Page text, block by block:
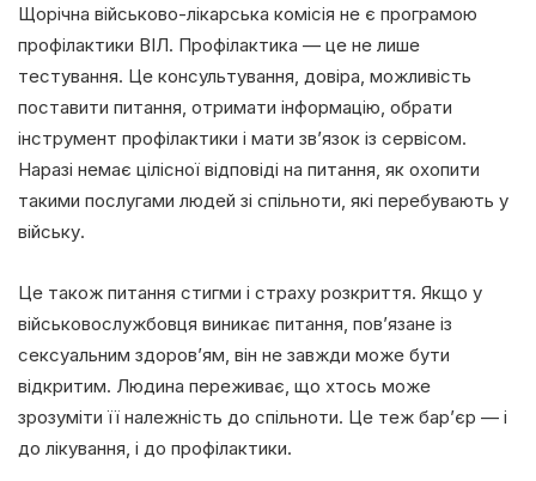
Щорічна військово-лікарська комісія не є програмою
профілактики ВІЛ. Профілактика — це не лише
тестування. Це консультування, довіра, можливість
поставити питання, отримати інформацію, обрати
інструмент профілактики і мати зв’язок із сервісом.
Наразі немає цілісної відповіді на питання, як охопити
такими послугами людей зі спільноти, які перебувають у
війську.
Це також питання стигми і страху розкриття. Якщо у
військовослужбовця виникає питання, пов’язане із
сексуальним здоров’ям, він не завжди може бути
відкритим. Людина переживає, що хтось може
зрозуміти її належність до спільноти. Це теж бар’єр — і
до лікування, і до профілактики.